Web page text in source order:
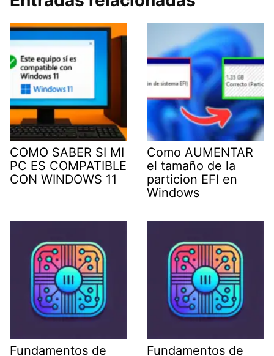
COMO SABER SI MI
PC ES COMPATIBLE
CON WINDOWS 11
Como AUMENTAR
el tamaño de la
particion EFI en
Windows
Fundamentos de
Fundamentos de